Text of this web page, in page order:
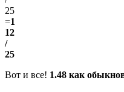
25
=1
12
/
25
Вот и все! 1.48 как